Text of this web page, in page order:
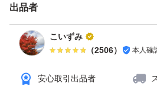
出品者
こいずみ
（2506） 本人確
安心取引出品者